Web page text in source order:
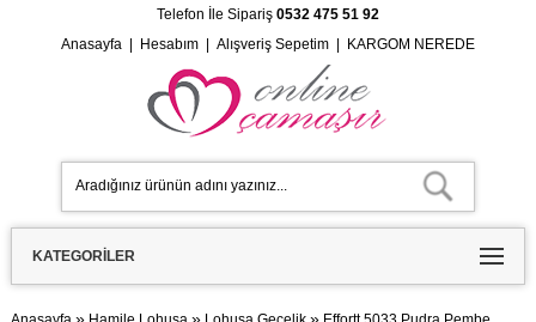
Telefon İle Sipariş 0532 475 51 92
Anasayfa| Hesabım| Alışveriş Sepetim| KARGOM NEREDE
KATEGORILER